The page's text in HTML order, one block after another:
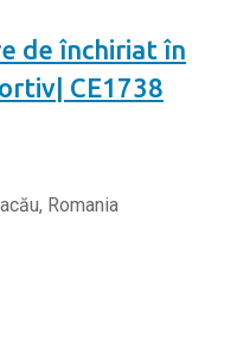
de închiriat în
CE1738
Romania